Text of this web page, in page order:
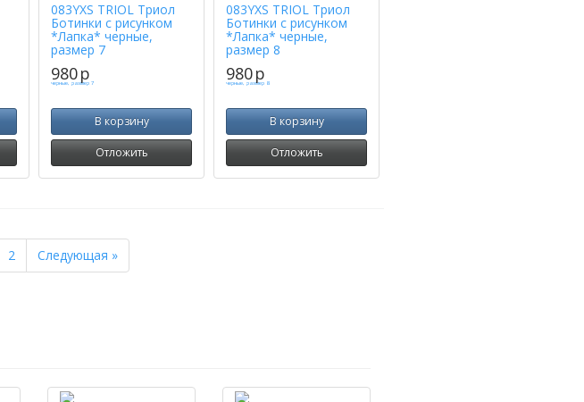
083YXS TRIOL Триол
Ботинки с рисунком
*Лапка* черные,
размер 7
980p
В корзину
Отложить
083YXS TRIOL Триол
Ботинки с рисунком
*Лапка* черные,
размер 8
980p
В корзину
Отложить
2 Следующая »Next